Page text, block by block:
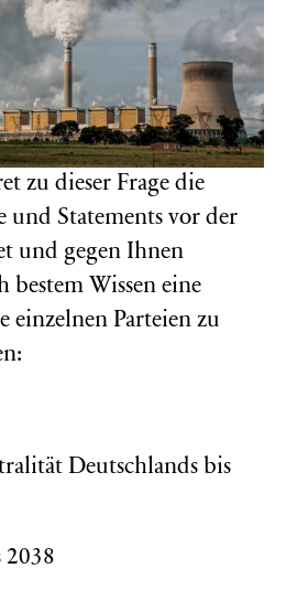
zu dieser Frage die
und Statements vor der
und gegen Ihnen
bestem Wissen eine
einzelnen Parteien zu
Deutschlands bis
2038